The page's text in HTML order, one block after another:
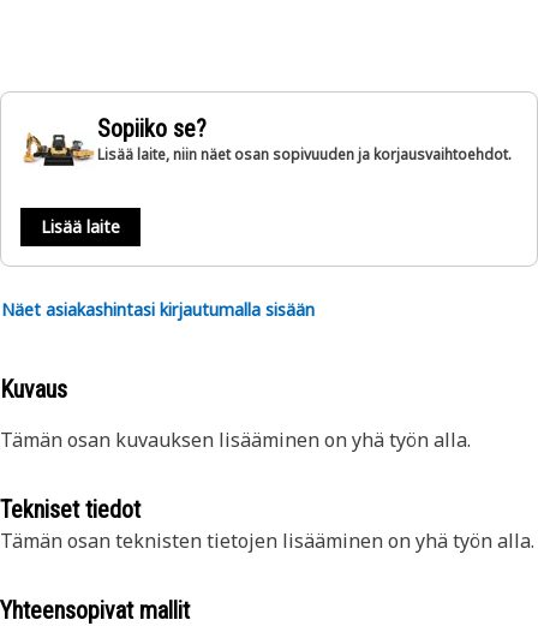
Sopiiko se?
Lisää laite, niin näet osan sopivuuden ja korjausvaihtoehdot.
Lisää laite
Näet asiakashintasi kirjautumalla sisään
Kuvaus
Tämän osan kuvauksen lisääminen on yhä työn alla.
Tekniset tiedot
Tämän osan teknisten tietojen lisääminen on yhä työn alla.
Yhteensopivat mallit